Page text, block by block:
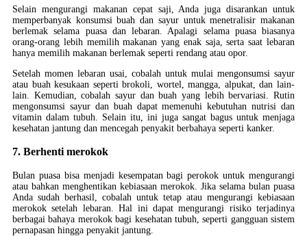
Selain mengurangi makanan cepat saji, Anda juga disarankan untuk
memperbanyak konsumsi buah dan sayur untuk menetralisir makanan
berlemak selama puasa dan lebaran. Apalagi selama puasa biasanya
orang-orang lebih memilih makanan yang enak saja, serta saat lebaran
hanya memilih makanan berlemak seperti rendang atau opor.
Setelah momen lebaran usai, cobalah untuk mulai mengonsumsi sayur
atau buah kesukaan seperti brokoli, wortel, mangga, alpukat, dan lain-
lain. Kemudian, cobalah sayur dan buah yang lebih bervariasi. Rutin
mengonsumsi sayur dan buah dapat memenuhi kebutuhan nutrisi dan
vitamin dalam tubuh. Selain itu, ini juga sangat bagus untuk menjaga
kesehatan jantung dan mencegah penyakit berbahaya seperti kanker.
7. Berhenti merokok
Bulan puasa bisa menjadi kesempatan bagi perokok untuk mengurangi
atau bahkan menghentikan kebiasaan merokok. Jika selama bulan puasa
Anda sudah berhasil, cobalah untuk tetap atau mengurangi kebiasaan
merokok setelah lebaran. Hal ini dapat mengurangi risiko terjadinya
berbagai bahaya merokok bagi kesehatan tubuh, seperti gangguan sistem
pernapasan hingga penyakit jantung.